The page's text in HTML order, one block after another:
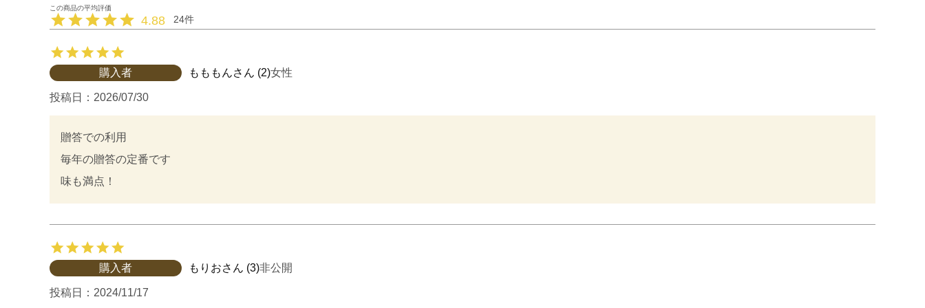
4.88 24
もももん 2
購入者 女性
投稿日 2026/07/30
贈答での利用
毎年の贈答の定番です
もりお 3
購入者 非公開
投稿日 2024/11/17